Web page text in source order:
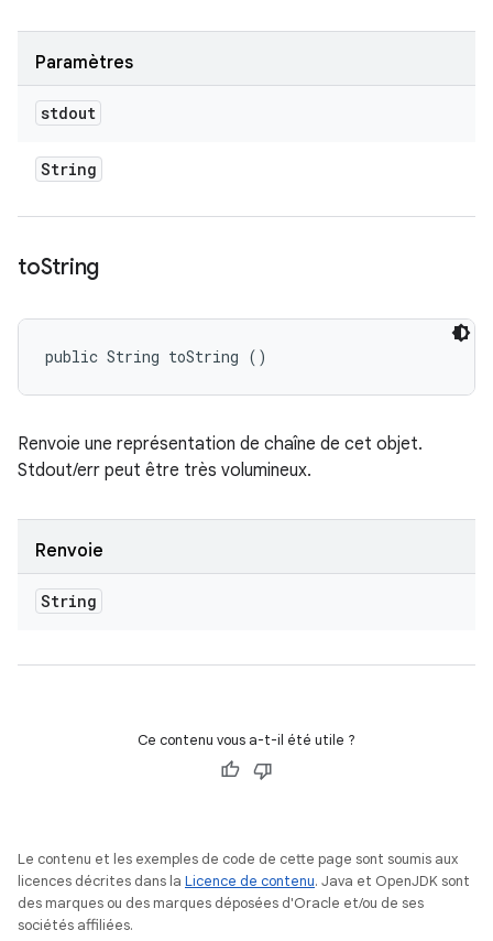
Paramètres
stdout
String
toString
public String toString ()
Renvoie une représentation de chaîne de cet objet.
Stdout/err peut être très volumineux.
Renvoie
String
Ce contenu vous a-t-il été utile ?
Le contenu et les exemples de code de cette page sont soumis aux
licences décrites dans la Licence de contenu. Java et OpenJDK sont
des marques ou des marques déposées d'Oracle et/ou de ses
sociétés affiliées.